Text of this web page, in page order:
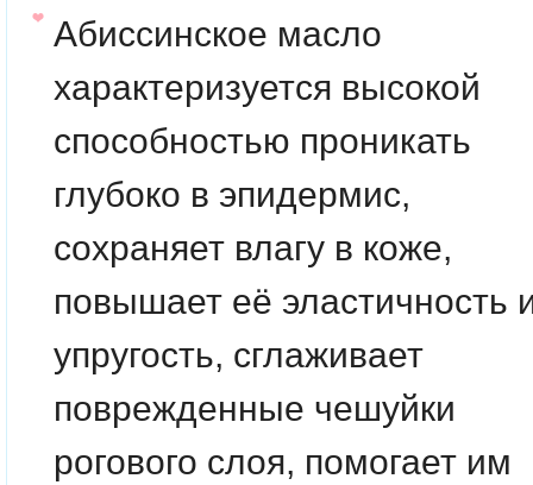
Абиссинское масло
характеризуется высокой
способностью проникать
глубоко в эпидермис,
сохраняет влагу в коже,
повышает её эластичность
упругость, сглаживает
поврежденные чешуйки
рогового слоя, помогает им